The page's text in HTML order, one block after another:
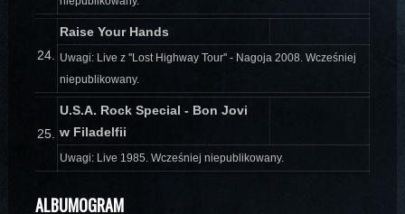
24.
Raise Your Hands
Uwagi: Live z ''Lost Highway Tour'' - Nagoja 2008. Wcześniej
niepublikowany.
25.
U.S.A. Rock Special - Bon Jovi
w Filadelfii
Uwagi: Live 1985. Wcześniej niepublikowany.
ALBUMOGRAM